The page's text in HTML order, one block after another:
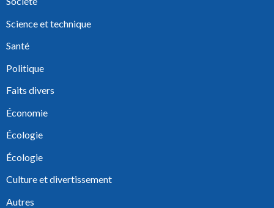
Science et technique
Santé
Politique
Faits divers
Économie
Écologie
Écologie
Culture et divertissement
Autres